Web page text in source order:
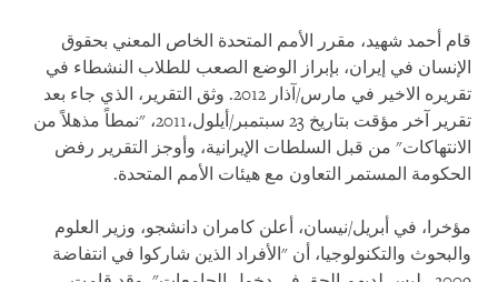
قام أحمد شهيد، مقرر الأمم المتحدة الخاص المعني بحقوق
الإنسان في إيران، بإبراز الوضع الصعب للطلاب النشطاء في
تقريره الاخير في مارس/آذار 2012. وثق التقرير، الذي جاء بعد
تقرير آخر مؤقت بتاريخ 23 سبتمبر/أيلول،2011، "نمطاً مذهلاً من
الانتهاكات" من قبل السلطات الإيرانية، وأوجز التقرير رفض
الحكومة المستمر التعاون مع هيئات الأمم المتحدة.
مؤخرا، في أبريل/نيسان، أعلن كامران دانشجو، وزير العلوم
والبحوث والتكنولوجيا، أن "الأفراد الذين شاركوا في انتفاضة